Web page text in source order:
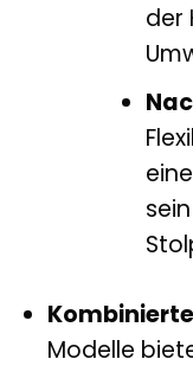
der
Modelle